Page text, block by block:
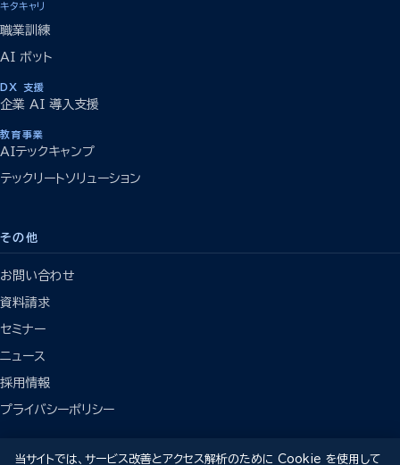
キタキャリ
職業訓練
AI ボット
DX 支援
企業 AI 導入支援
教育事業
AIテックキャンプ
テックリートソリューション
その他
お問い合わせ
資料請求
セミナー
ニュース
採用情報
プライバシーポリシー
当サイトでは、サービス改善とアクセス解析のために Cookie を使用して